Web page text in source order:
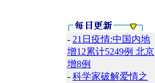
- 21日疫情:中国内地
增12累计5249例 北京
增8例
- 科学家破解爱情之